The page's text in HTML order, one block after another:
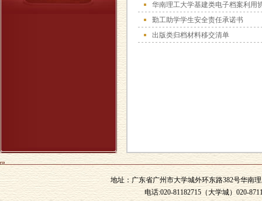
华南理工大学基建类电子档案利用
勤工助学学生安全责任承诺书
出版类归档材料移交清单
地址：广东省广州市大学城外环东路382号华南
电话:020-81182715（大学城）020-